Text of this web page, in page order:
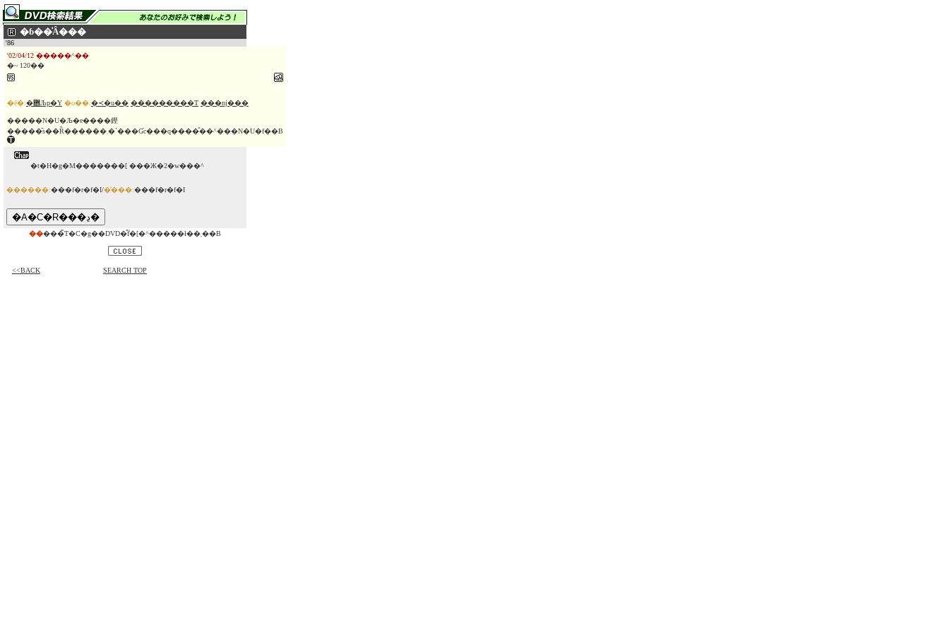
�ɓ��̍Ȃ���
'86
'02/04/12 �����^��
�~ 120��
�ē�: �܎Љp�Y �o��:�≺�u�� ���������T ���ǌ���
�����N�U�Љ�ɐ����鏗
�����̑s��Ȑ������܂�`���Ɠc���q����̎��^���N�U�f��B
�t�H�g�M�������[ ���Ж�2�w���^
������:���f�r�f�I/�̔���:���f�r�f�I
�� ���̃T�C�g��DVD�̂݃f�[�^�����ł��܂��B
<<BACK SEARCH TOP